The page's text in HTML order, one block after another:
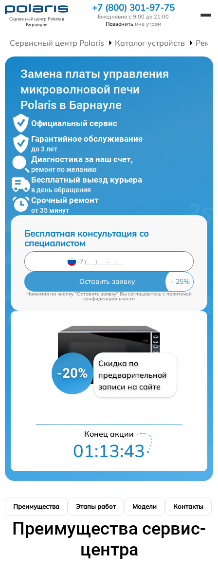
Сервисный центр Polarisв
Барнауле
+7 (800) 301-97-75
Ежедневно с 9:00 до 21:00
Позвонить мне утром
Сервисный центр Polaris Каталог устройств
Замена платы управления
микроволновой печи
Polaris в Барнауле
Официальный сервис
Гарантийное обслуживание
до 3 лет
Диагностика за наш счет,
ремонт по желанию
Бесплатный выезд курьера
в день обращения
Срочный ремонт
от 35 минут
Бесплатная консультация со
специалистом
Оставить заявку
Нажимая на кнопку "Оставить заявку" Вы соглашаетесь cполитикой
конфиденциальности
-20%
Скидка по
предварительной
записи на сайте
Конец акции
01:13:42
Преимущества Этапы работ Модели Контакты
Преимущества сервис-
центра